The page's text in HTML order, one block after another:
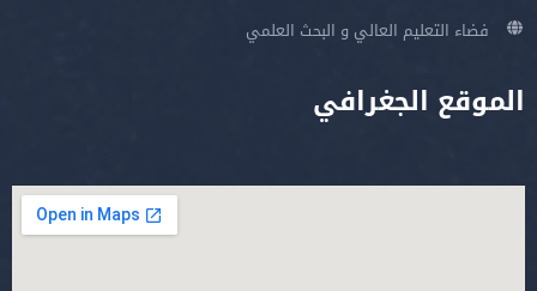
فضاء التعليم العالي و البحث العلمي
الموقع الجغرافي